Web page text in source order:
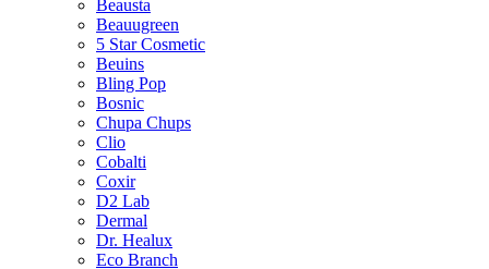
Beausta
Beauugreen
5 Star Cosmetic
Beuins
Bling Pop
Bosnic
Chupa Chups
Clio
Cobalti
Coxir
D2 Lab
Dermal
Dr. Healux
Eco Branch